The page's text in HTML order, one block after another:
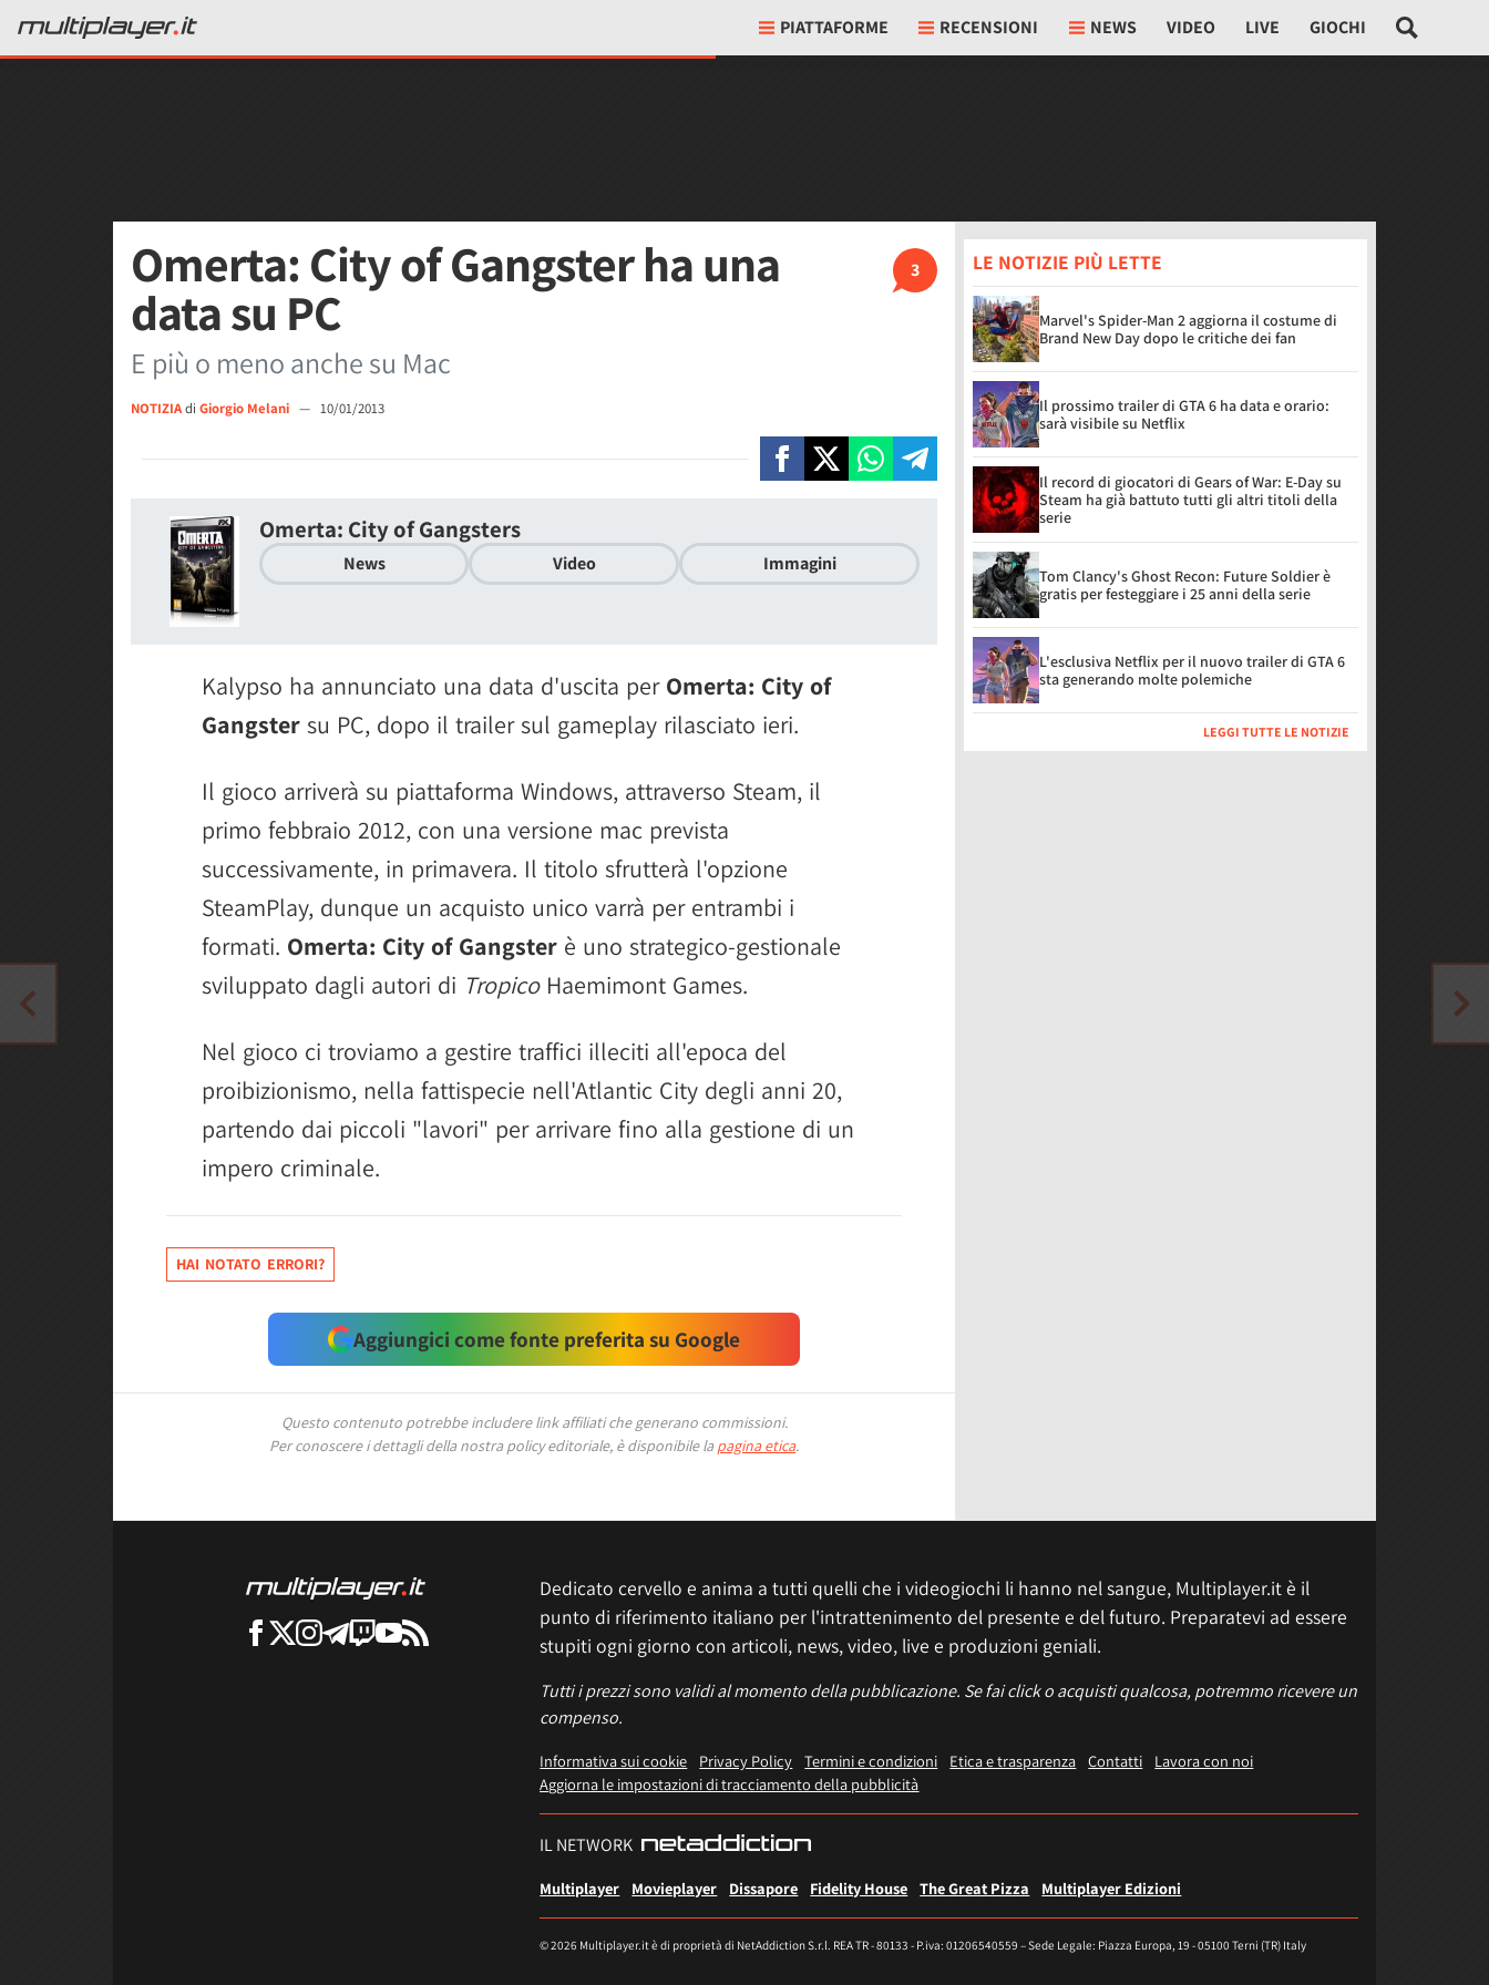
PIATTAFORME RECENSIONI NEWS VIDEO LIVE GIOCHI
3
Omerta: City of Gangster ha una
data su PC
E più o meno anche su Mac
NOTIZIAdi Giorgio Melani — 10/01/2013
Omerta: City of Gangsters
News Video Immagini
Kalypso ha annunciato una data d'uscita per Omerta: City of
Gangster su PC, dopo il trailer sul gameplay rilasciato ieri.
Il gioco arriverà su piattaforma Windows, attraverso Steam, il
primo febbraio 2012, con una versione mac prevista
successivamente, in primavera. Il titolo sfrutterà l'opzione
SteamPlay, dunque un acquisto unico varrà per entrambi i
formati. Omerta: City of Gangster è uno strategico-gestionale
sviluppato dagli autori di TropicoHaemimont Games.
Nel gioco ci troviamo a gestire traffici illeciti all'epoca del
proibizionismo, nella fattispecie nell'Atlantic City degli anni 20,
partendo dai piccoli "lavori" per arrivare fino alla gestione di un
impero criminale.
HAI NOTATO ERRORI?
Aggiungici come fonte preferita su Google
Questo contenuto potrebbe includere link affiliati che generano commissioni.
Per conoscere i dettagli della nostra policy editoriale, è disponibile la pagina etica.
LE NOTIZIE PIÙ LETTE
Marvel's Spider-Man 2 aggiorna il costume di
Brand New Day dopo le critiche dei fan
Il prossimo trailer di GTA 6 ha data e orario:
sarà visibile su Netflix
Il record di giocatori di Gears of War: E-Day su
Steam ha già battuto tutti gli altri titoli della
serie
Tom Clancy's Ghost Recon: Future Soldier è
gratis per festeggiare i 25 anni della serie
L'esclusiva Netflix per il nuovo trailer di GTA 6
sta generando molte polemiche
LEGGI TUTTE LE NOTIZIE
Dedicato cervello e anima a tutti quelli che i videogiochi li hanno nel sangue, Multiplayer.it è il
punto di riferimento italiano per l'intrattenimento del presente e del futuro. Preparatevi ad essere
stupiti ogni giorno con articoli, news, video, live e produzioni geniali.
Tutti i prezzi sono validi al momento della pubblicazione. Se fai click o acquisti qualcosa, potremmo ricevere un
compenso.
Informativa sui cookie Privacy Policy Termini e condizioni Etica e trasparenza Contatti
Lavora con noi
Aggiorna le impostazioni di tracciamento della pubblicità
IL NETWORK
Multiplayer Movieplayer Dissapore Fidelity House The Great Pizza Multiplayer Edizioni
© 2026 Multiplayer.it è di proprietà di NetAddiction S.r.l. REA TR - 80133 - P.iva: 01206540559 – Sede Legale: Piazza Europa, 19 - 05100 Terni (TR) Italy